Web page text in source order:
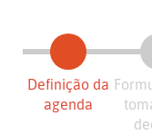
Definição da
agenda